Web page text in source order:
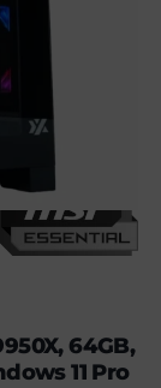
64GB,
11 Pro